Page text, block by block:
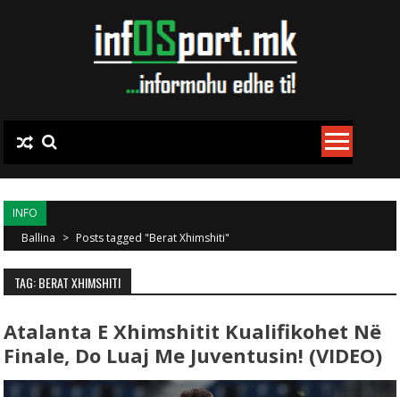
INFO
Ballina > Posts tagged "Berat Xhimshiti"
TAG: BERAT XHIMSHITI
Atalanta E Xhimshitit Kualifikohet Në
Finale, Do Luaj Me Juventusin! (VIDEO)